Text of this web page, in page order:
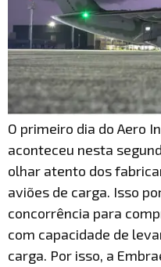
O primeiro dia do Aero
aconteceu nesta
olhar atento dos
aviões de carga. Isso
concorrência para
com capacidade de
carga. Por isso, a